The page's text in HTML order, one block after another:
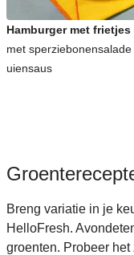
Hamburger met
met sperziebonensalade
uiensaus
Breng variatie in je
HelloFresh.
groenten. Probeer